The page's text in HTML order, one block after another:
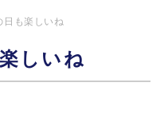
日も楽しいね
しいね